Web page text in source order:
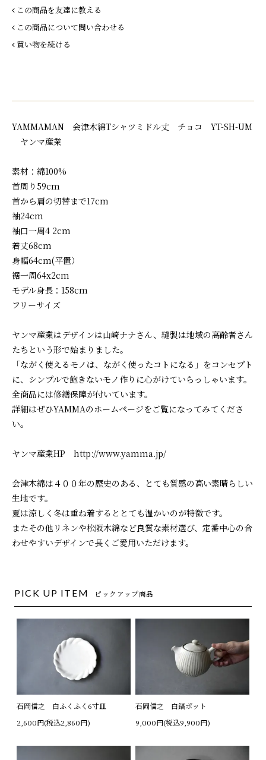
この商品を友達に教える
この商品について問い合わせる
買い物を続ける
YAMMAMAN 会津木綿Tシャツミドル丈 チョコ YT-SH-UM
ヤンマ産業
素材：綿100%
首周り59cm
首から肩の切替まで17cm
袖24cm
袖口一周4 2cm
着丈68cm
身幅64cm(平置）
裾一周64x2cm
モデル身長：158cm
フリーサイズ
ヤンマ産業はデザインは山崎ナナさん、縫製は地域の高齢者さん
たちという形で始まりました。
「ながく使えるモノは、ながく使ったコトになる」をコンセプト
に、シンプルで飽きないモノ作りに心がけていらっしゃいます。
全商品には修繕保障が付いています。
詳細はぜひYAMMAのホームページをご覧になってみてくださ
い。
ヤンマ産業HP http://www.yamma.jp/
会津木綿は４００年の歴史のある、とても質感の高い素晴らしい
生地です。
夏は涼しく冬は重ね着するととても温かいのが特徴です。
またその他リネンや松阪木綿など良質な素材選び、定番中心の合
わせやすいデザインで長くご愛用いただけます。
PICK UP ITEM ピックアップ商品
石岡信之 白ふくふく6寸皿
2,600円(税込2,860円)
石岡信之 白鎬ポット
9,000円(税込9,900円)